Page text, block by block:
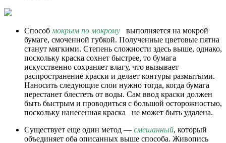
Способ мокрым по мокрому выполняется на мокрой
бумаге, смоченной губкой. Полученные цветовые пятна
станут мягкими. Степень сложности здесь выше, однако,
поскольку краска сохнет быстрее, то бумага
искусственно сохраняет влагу, что вызывает
распространение краски и делает контуры размытыми.
Наносить следующие слои нужно тогда, когда бумага
перестанет блестеть от воды. Сам ввод краски должен
быть быстрым и проводиться с большой осторожностью,
поскольку нанесенная краска не может быть удалена.
Существует еще один метод — смешанный, который
объединяет оба описанных выше способа. Живопись